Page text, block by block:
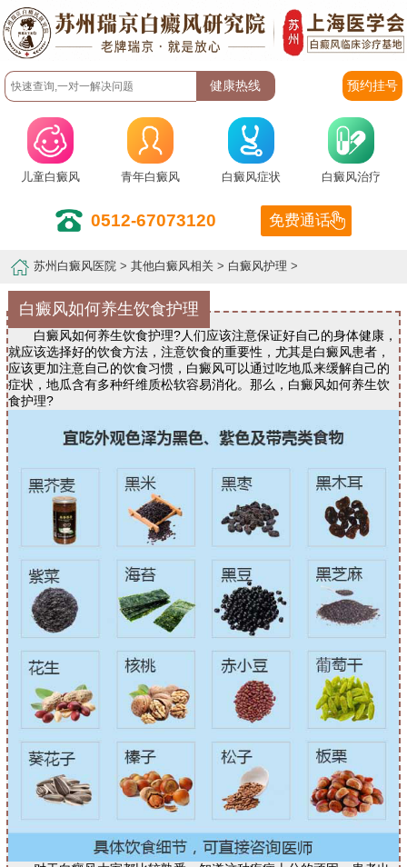
预约挂号
儿童白癜风 青年白癜风 白癜风症状 白癜风治疗
0512-67073120 免费通话
苏州白癜风医院 >其他白癜风相关 > 白癜风护理 >
白癜风如何养生饮食护理
白癜风如何养生饮食护理?人们应该注意保证好自己的身体健康，
就应该选择好的饮食方法，注意饮食的重要性，尤其是白癜风患者，
应该更加注意自己的饮食习惯，白癜风可以通过吃地瓜来缓解自己的
症状，地瓜含有多种纤维质松软容易消化。那么，白癜风如何养生饮
食护理?